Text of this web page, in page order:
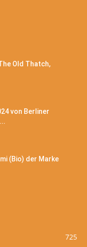
Old Thatch,
von Berliner
(Bio) der Marke
725